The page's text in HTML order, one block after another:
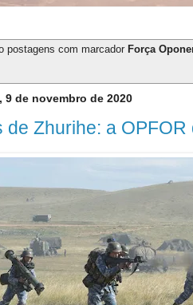
postagens com marcador Força
9 de novembro de 2020
de Zhurihe: a